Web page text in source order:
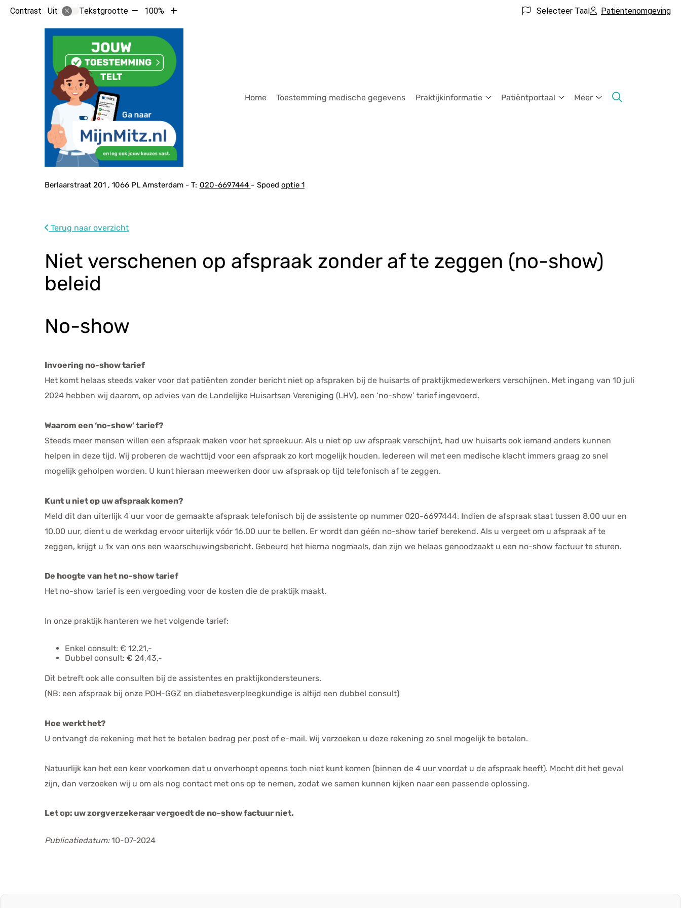
Contrast Uit Tekstgrootte Tekst
met
10%
100%
Tekst
met
10%
Selecteer Taal Patiëntenomgeving
Home Toestemming medische gegevens
Praktijkinformatie
Patiëntportaal
Meer
Adresgegevens
Berlaarstraat 201 1066 PL Amsterdam 020-6697444 Spoed optie 1
Terug naar overzicht
Niet verschenen op afspraak zonder af te zeggen (no-show)
beleid
No-show
Invoering no-show tarief
Het komt helaas steeds vaker voor dat patiënten zonder bericht niet op afspraken bij de huisarts of praktijkmedewerkers verschijnen. Met ingang van 10 juli
2024 hebben wij daarom, op advies van de Landelijke Huisartsen Vereniging (LHV), een ‘no-show’ tarief ingevoerd.
Waarom een ‘no-show’ tarief?
Steeds meer mensen willen een afspraak maken voor het spreekuur. Als u niet op uw afspraak verschijnt, had uw huisarts ook iemand anders kunnen
helpen in deze tijd. Wij proberen de wachttijd voor een afspraak zo kort mogelijk houden. Iedereen wil met een medische klacht immers graag zo snel
mogelijk geholpen worden. U kunt hieraan meewerken door uw afspraak op tijd telefonisch af te zeggen.
Kunt u niet op uw afspraak komen?
Meld dit dan uiterlijk 4 uur voor de gemaakte afspraak telefonisch bij de assistente op nummer 020-6697444. Indien de afspraak staat tussen 8.00 uur en
10.00 uur, dient u de werkdag ervoor uiterlijk vóór 16.00 uur te bellen. Er wordt dan géén no-show tarief berekend. Als u vergeet om u afspraak af te
zeggen, krijgt u 1x van ons een waarschuwingsbericht. Gebeurd het hierna nogmaals, dan zijn we helaas genoodzaakt u een no-show factuur te sturen.
De hoogte van het no-show tarief
Het no-show tarief is een vergoeding voor de kosten die de praktijk maakt.
In onze praktijk hanteren we het volgende tarief:
Enkel consult: € 12,21,-
Dubbel consult: € 24,43,-
Dit betreft ook alle consulten bij de assistentes en praktijkondersteuners.
(NB: een afspraak bij onze POH-GGZ en diabetesverpleegkundige is altijd een dubbel consult)
Hoe werkt het?
U ontvangt de rekening met het te betalen bedrag per post of e-mail. Wij verzoeken u deze rekening zo snel mogelijk te betalen.
Natuurlijk kan het een keer voorkomen dat u onverhoopt opeens toch niet kunt komen (binnen de 4 uur voordat u de afspraak heeft). Mocht dit het geval
zijn, dan verzoeken wij u om als nog contact met ons op te nemen, zodat we samen kunnen kijken naar een passende oplossing.
Let op: uw zorgverzekeraar vergoedt de no-show factuur niet.
Publicatiedatum:10-07-2024